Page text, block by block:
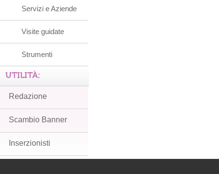
Servizi e Aziende
Visite guidate
Strumenti
UTILITÀ:
Redazione
Scambio Banner
Inserzionisti